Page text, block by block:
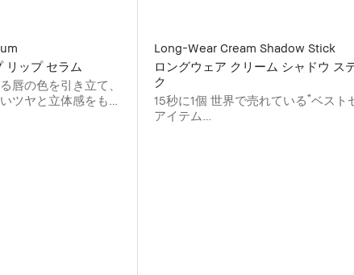
リップ セラム
唇の⾊を引き⽴て、
ツヤと⽴体感をもた
Long-Wear Cream Shadow Stick
ロングウェア クリーム シャドウ ス
ク
15秒に1個 世界で売れている*ベスト
アイテム